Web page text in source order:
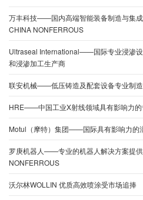
万丰科技——国内高端智能装备制造与集成
CHINA NONFERROUS
Ultraseal International——国际专业浸渗
和浸渗加工生产商
联安机械——低压铸造及配套设备专业制
HRE——中国工业X射线领域具有影响力的
Motul（摩特）集团——国际具有影响力的
罗庚机器人——专业的机器人解决方案提
NONFERROUS
沃尔林WOLLIN 优质高效喷涂受市场追捧